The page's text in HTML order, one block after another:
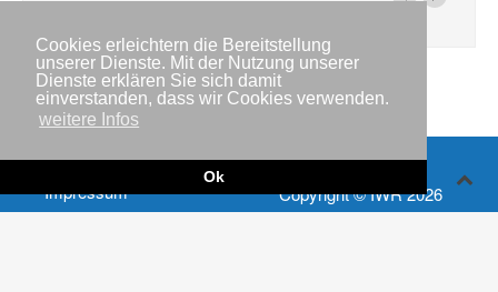
Cookies erleichtern die Bereitstellung
unserer Dienste. Mit der Nutzung unserer
Dienste erklären Sie sich damit
einverstanden, dass wir Cookies verwenden.
weitere Infos
Ok
Impressum
Copyright © IWR 2026